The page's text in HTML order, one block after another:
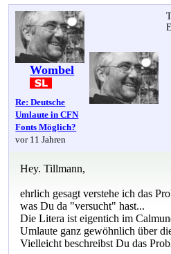
Wombel
Re: Deutsche
Umlaute in CFN
Fonts Möglich?
vor 11 Jahren
Hey. Tillmann,
ehrlich gesagt verstehe ich das
was Du da "versucht" hast...
Die Litera ist eigentich im
Umlaute ganz gewöhnlich über
Vielleicht beschreibst Du das